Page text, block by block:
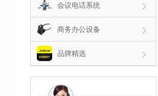
会议电话系统
商务办公设备
品牌精选